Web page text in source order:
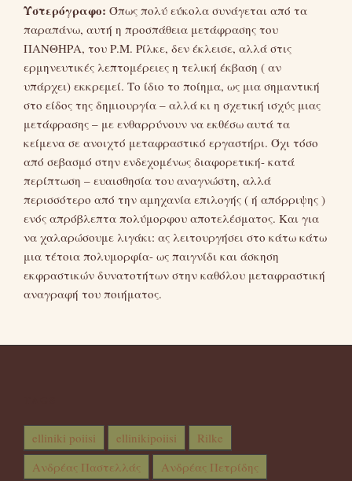
Υστερόγραφο: Όπως πολύ εύκολα συνάγεται από τα
παραπάνω, αυτή η προσπάθεια μετάφρασης του
ΠΑΝΘΗΡΑ, του Ρ.Μ. Ρίλκε, δεν έκλεισε, αλλά στις
ερμηνευτικές λεπτομέρειες η τελική έκβαση ( αν
υπάρχει) εκκρεμεί. Το ίδιο το ποίημα, ως μια σημαντική
στο είδος της δημιουργία – αλλά κι η σχετική ισχύς μιας
μετάφρασης – με ενθαρρύνουν να εκθέσω αυτά τα
κείμενα σε ανοιχτό μεταφραστικό εργαστήρι. Όχι τόσο
από σεβασμό στην ενδεχομένως διαφορετική- κατά
περίπτωση – ευαισθησία του αναγνώστη, αλλά
περισσότερο από την αμηχανία επιλογής ( ή απόρριψης )
ενός απρόβλεπτα πολύμορφου αποτελέσματος. Και για
να χαλαρώσουμε λιγάκι: ας λειτουργήσει στο κάτω κάτω
μια τέτοια πολυμορφία- ως παιγνίδι και άσκηση
εκφραστικών δυνατοτήτων στην καθόλου μεταφραστική
αναγραφή του ποιήματος.
elliniki poiisi ellinikipoiisi
Rilke
Ανδρέας Παστελλάς
Ανδρέας Πετρίδης